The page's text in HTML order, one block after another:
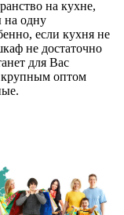
на кухне,
на одну
если кухня не
не достаточно
для Вас
оптом